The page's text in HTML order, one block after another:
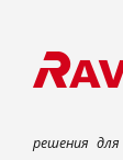
решения